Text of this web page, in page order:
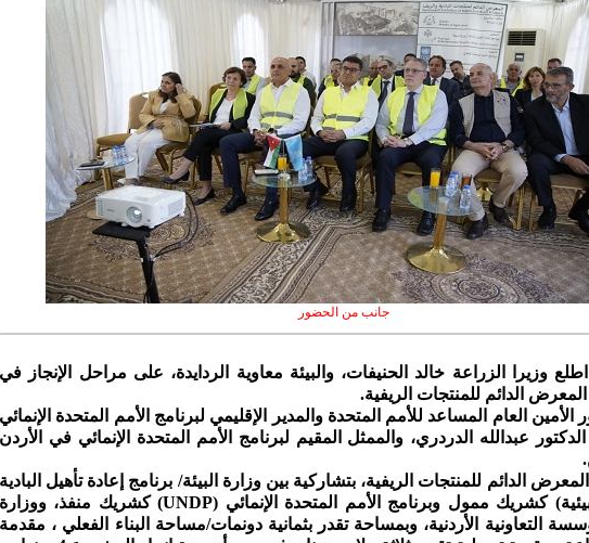
جانب من الحضور
اطلع وزيرا الزراعة خالد الحنيفات، والبيئة معاوية الردايدة، على مراحل الإنجاز في
الدائم للمنتجات الريفية.
العام المساعد للأمم المتحدة والمدير الإقليمي لبرنامج الأمم المتحدة الإنمائي
عبدالله الدردري، والممثل المقيم لبرنامج الأمم المتحدة الإنمائي في الأردن
الدائم للمنتجات الريفية، بتشاركية بين وزارة البيئة/ برنامج إعادة تأهيل البادية
(التعويضات البيئية) كشريك ممول وبرنامج الأمم المتحدة الإنمائي (UNDP) كشريك منفذ، ووزارة
التعاونية الأردنية، وبمساحة تقدر بثمانية دونمات/مساحة البناء الفعلي ، مقدمة